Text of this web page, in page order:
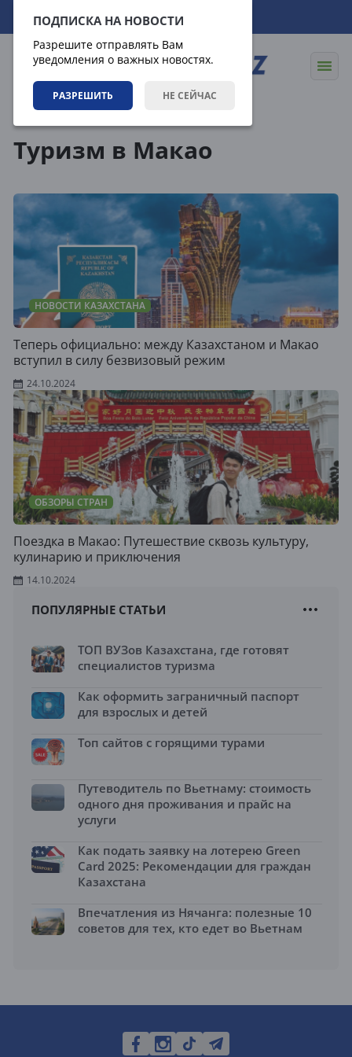
ПОДПИСКА НА НОВОСТИ
Разрешите отправлять Вам
уведомления о важных новостях.
РАЗРЕШИТЬ НЕ СЕЙЧАС
06.08.2026 07:27:12
Туризм в Макао
НОВОСТИ КАЗАХСТАНА
Теперь официально: между Казахстаном и Макао
вступил в силу безвизовый режим
24.10.2024
ОБЗОРЫ СТРАН
Поездка в Макао: Путешествие сквозь культуру,
кулинарию и приключения
14.10.2024
ПОПУЛЯРНЫЕ СТАТЬИ
ТОП ВУЗов Казахстана, где готовят
специалистов туризма
Как оформить заграничный паспорт
для взрослых и детей
Топ сайтов с горящими турами
Путеводитель по Вьетнаму: стоимость
одного дня проживания и прайс на
услуги
Как подать заявку на лотерею Green
Card 2025: Рекомендации для граждан
Казахстана
Впечатления из Нячанга: полезные 10
советов для тех, кто едет во Вьетнам